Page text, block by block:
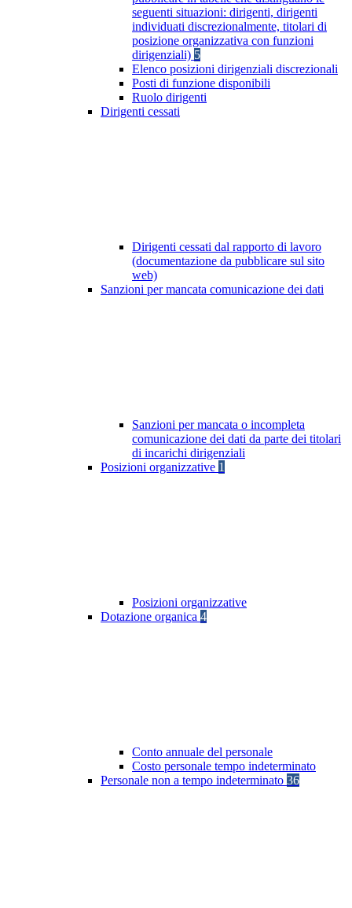
seguenti situazioni: dirigenti, dirigenti
individuati discrezionalmente, titolari di
posizione organizzativa con funzioni
dirigenziali) 5
Elenco posizioni dirigenziali discrezionali
Posti di funzione disponibili
Ruolo dirigenti
Dirigenti cessati
Dirigenti cessati dal rapporto di lavoro
(documentazione da pubblicare sul sito
web)
Sanzioni per mancata comunicazione dei dati
Sanzioni per mancata o incompleta
comunicazione dei dati da parte dei titolari
di incarichi dirigenziali
Posizioni organizzative 1
Posizioni organizzative
Dotazione organica 4
Conto annuale del personale
Costo personale tempo indeterminato
Personale non a tempo indeterminato 36